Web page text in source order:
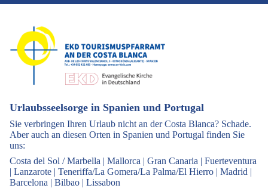
Urlaubsseelsorge in Spanien und Portugal
Sie verbringen Ihren Urlaub nicht an der Costa Blanca? Schade.
Aber auch an diesen Orten in Spanien und Portugal finden Sie
uns:
Costa del Sol / Marbella | Mallorca | Gran Canaria | Fuerteventura
| Lanzarote | Teneriffa/La Gomera/La Palma/El Hierro | Madrid |
Barcelona | Bilbao | Lissabon